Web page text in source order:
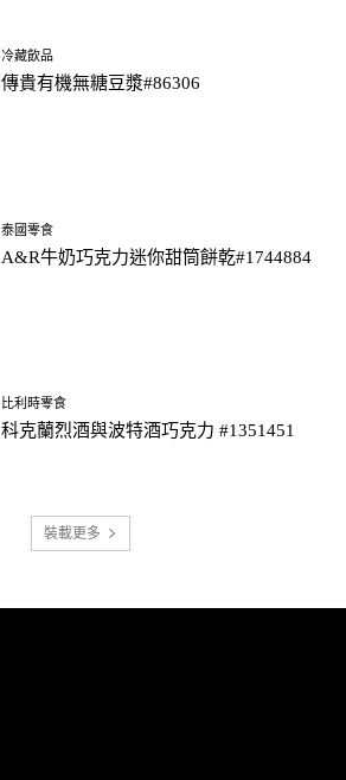
冷藏飲品
傳貴有機無糖豆漿#86306
泰國零食
A&R牛奶巧克力迷你甜筒餅乾#1744884
比利時零食
科克蘭烈酒與波特酒巧克力 #1351451
裝載更多